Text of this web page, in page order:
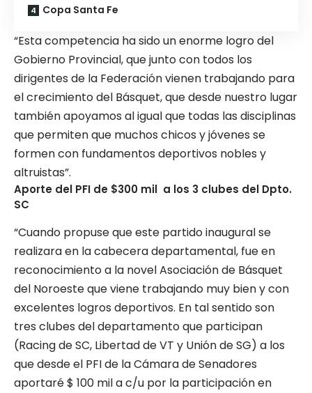
Copa Santa Fe
“Esta competencia ha sido un enorme logro del
Gobierno Provincial, que junto con todos los
dirigentes de la Federación vienen trabajando para
el crecimiento del Básquet, que desde nuestro lugar
también apoyamos al igual que todas las disciplinas
que permiten que muchos chicos y jóvenes se
formen con fundamentos deportivos nobles y
altruistas”.
Aporte del PFI de $300 mil a los 3 clubes del Dpto.
SC
“Cuando propuse que este partido inaugural se
realizara en la cabecera departamental, fue en
reconocimiento a la novel Asociación de Básquet
del Noroeste que viene trabajando muy bien y con
excelentes logros deportivos. En tal sentido son
tres clubes del departamento que participan
(Racing de SC, Libertad de VT y Unión de SG) a los
que desde el PFI de la Cámara de Senadores
aportaré $ 100 mil a c/u por la participación en